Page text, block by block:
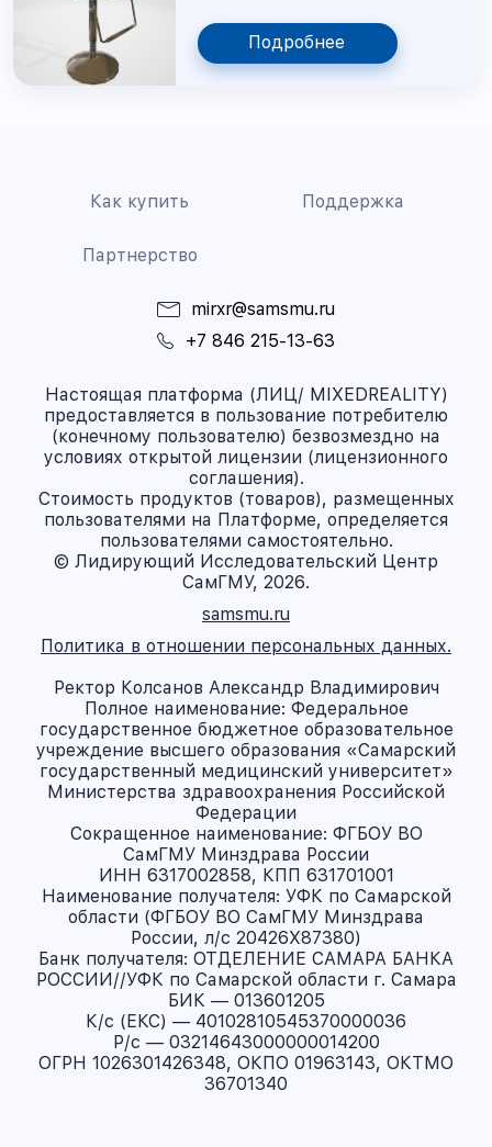
Подробнее
Как купить Поддержка
Партнерство
mirxr@samsmu.ru
+7 846 215-13-63
Настоящая платформа (ЛИЦ/ MIXEDREALITY)
предоставляется в пользование потребителю
(конечному пользователю) безвозмездно на
условиях открытой лицензии (лицензионного
соглашения).
Стоимость продуктов (товаров), размещенных
пользователями на Платформе, определяется
пользователями самостоятельно.
© Лидирующий Исследовательский Центр
СамГМУ, 2026.
samsmu.ru
Политика в отношении персональных данных.
Ректор Колсанов Александр Владимирович
Полное наименование: Федеральное
государственное бюджетное образовательное
учреждение высшего образования «Самарский
государственный медицинский университет»
Министерства здравоохранения Российской
Федерации
Сокращенное наименование: ФГБОУ ВО
СамГМУ Минздрава России
ИНН 6317002858, КПП 631701001
Наименование получателя: УФК по Самарской
области (ФГБОУ ВО СамГМУ Минздрава
России, л/с 20426X87380)
Банк получателя: ОТДЕЛЕНИЕ САМАРА БАНКА
РОССИИ//УФК по Самарской области г. Самара
БИК — 013601205
К/с (ЕКС) — 40102810545370000036
Р/с — 03214643000000014200
ОГРН 1026301426348, ОКПО 01963143, ОКТМО
36701340